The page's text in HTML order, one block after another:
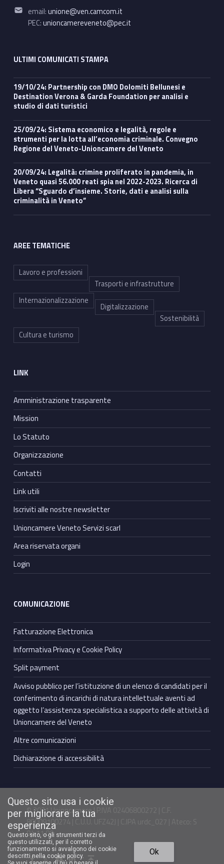
Email address:
email:unione@ven.camcom.it
PEC:unioncamereveneto@pec.it
ULTIMI COMUNICATI STAMPA
19/10/24: Partnership con DMO Dolomiti Bellunesi e
Destination Verona & Garda Foundation per analisi e
studio di dati turistici
25/09/24: Sistema economico e legalità, regole e
strumenti per la lotta all’economia criminale. Convegno
Regione del Veneto-Unioncamere del Veneto
20/09/24: Legalità: crimine proliferato in pandemia, in
Veneto quasi 56.000 reati spia nel 2022-2023. Ricerca di
Libera “Sguardo d’insieme. Storie, dati e analisi sulla
criminalità in Veneto”
AREE TEMATICHE
Lavoro e professioni
Trasporti e infrastrutture
Internazionalizzazione
Digitalizzazione
Sostenibilità
Cultura e turismo
LINK
Amministrazione trasparente
Mission
Lo Statuto
Organizzazione
Contatti
Link utili
Iscriviti alle nostre newsletter
Unioncamere Veneto Servizi scarl
Area riservata organi
Login
COMUNICAZIONE
Fatturazione Elettronica
Informativa Privacy e Cookie Policy
Split payment
Avviso pubblico per l’istituzione di un elenco di candidati per il
conferimento di incarichi di natura intellettuale aventi ad
oggetto l’assistenza specialistica a supporto delle attività di
Unioncamere del Veneto
Altre comunicazioni
Dichiarazione di accessibilità
© 2021 Unioncamere | P.IVA 02406800272 | C.F.
80009100274 | C.U.U. UFZ42J | C.IPA urdc_027 | Ateco: S
94.11.00
Facebook Unioncamere VenetoTwitter Unioncamere VenetoYoutube Unioncamere VenetoLinkedin Unioncamere Veneto Torna in cima ↑
Questo sito usa i cookie
per migliorare la tua
esperienza
Questo sito, o gli strumenti terzi da
questo utilizzati, per il corretto
funzionamento si avvalgono dei cookie
descritti nella cookie policy.
Ok